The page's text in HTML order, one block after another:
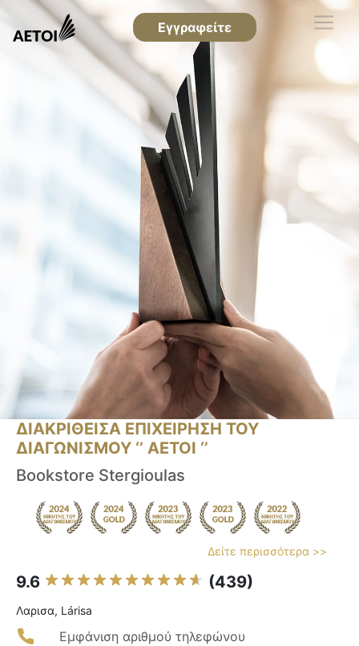
Εγγραφείτε
ΔΙΑΚΡΙΘΕΙΣΑ ΕΠΙΧΕΙΡΗΣΗ ΤΟΥ
ΔΙΑΓΩΝΙΣΜΟΥ ‘’ ΑΕΤΟΙ ‘’
Bookstore Stergioulas
Δείτε περισσότερα >>
9.6 (439)
Λαρισα, Lárisa
Εμφάνιση αριθμού τηλεφώνου